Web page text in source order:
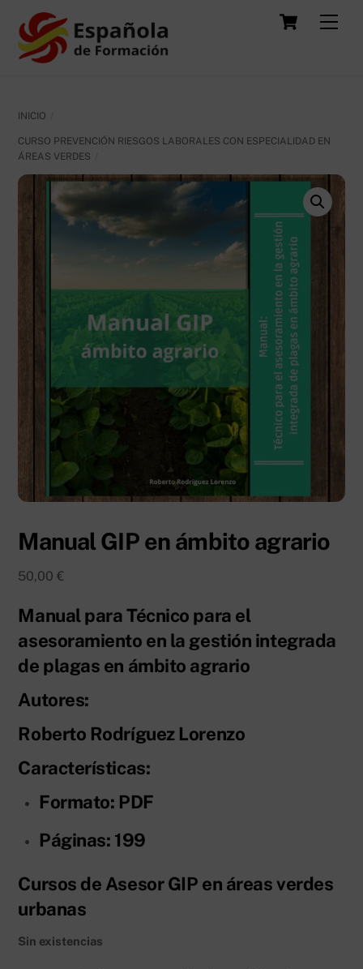
content
INICIO
CURSO PREVENCIÓN RIESGOS LABORALES CON ESPECIALIDAD EN
ÁREAS VERDES
Manual GIP en ámbito agrario
50,00€
Manual para Técnico para el
asesoramiento en la gestión integrada
de plagas en ámbito agrario
Autores:
Roberto Rodríguez Lorenzo
Características:
Formato: PDF
Páginas: 199
Cursos de Asesor GIP en áreas verdes
urbanas
Sin existencias